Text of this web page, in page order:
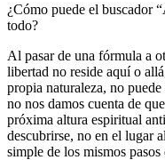
¿Cómo puede el buscador
todo?
Al pasar de una fórmula a
libertad no reside aquí o
propia naturaleza, no
no nos damos cuenta de
próxima altura espiritual
descubrirse, no en el lugar
simple de los mismos pasos